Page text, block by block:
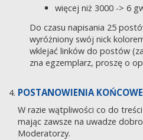
więcej niż 3000 -> 6
Do czasu napisania 25
wyróżniony swój nick
wklejać linków do postów
zna egzemplarz, proszę o
POSTANOWIENIA KOŃCOWE
W razie wątpliwości co do
mając zawsze na uwadze
Moderatorzy.